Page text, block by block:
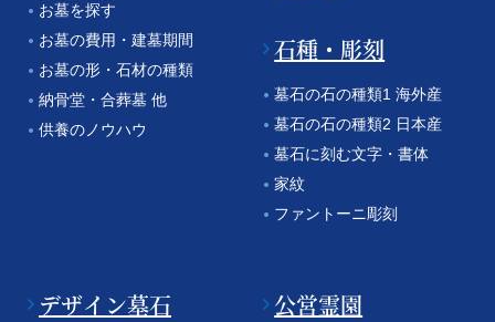
お墓を探す
お墓の費用・建墓期間
お墓の形・石材の種類
納骨堂・合葬墓 他
供養のノウハウ
石種・彫刻
墓石の石の種類1 海外産
墓石の石の種類2 日本産
墓石に刻む文字・書体
家紋
ファントーニ彫刻
デザイン墓石 公営霊園